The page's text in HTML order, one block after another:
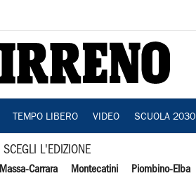
TEMPO LIBERO VIDEO SCUOLA 2030
SCEGLI L'EDIZIONE
Massa-Carrara Montecatini Piombino-Elba